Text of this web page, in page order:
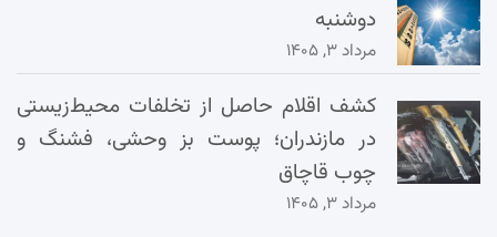
دوشنبه
مرداد ۳, ۱۴۰۵
کشف اقلام حاصل از تخلفات محیط‌زیستی
در مازندران؛ پوست بز وحشی، فشنگ و
چوب قاچاق
مرداد ۳, ۱۴۰۵